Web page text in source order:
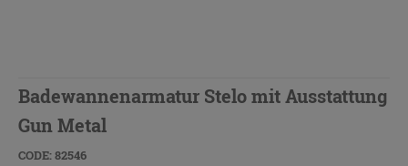
Badewannenarmatur Stelo mit Ausstattung
Gun Metal
CODE: 82546